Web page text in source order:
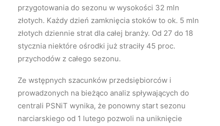
przygotowania do sezonu w wysokości 32 mln
złotych. Każdy dzień zamknięcia stoków to ok. 5 mln
złotych dziennie strat dla całej branży. Od 27 do 18
stycznia niektóre ośrodki już straciły 45 proc.
przychodów z całego sezonu.
Ze wstępnych szacunków przedsiębiorców i
prowadzonych na bieżąco analiz spływających do
centrali PSNiT wynika, że ponowny start sezonu
narciarskiego od 1 lutego pozwoli na uniknięcie